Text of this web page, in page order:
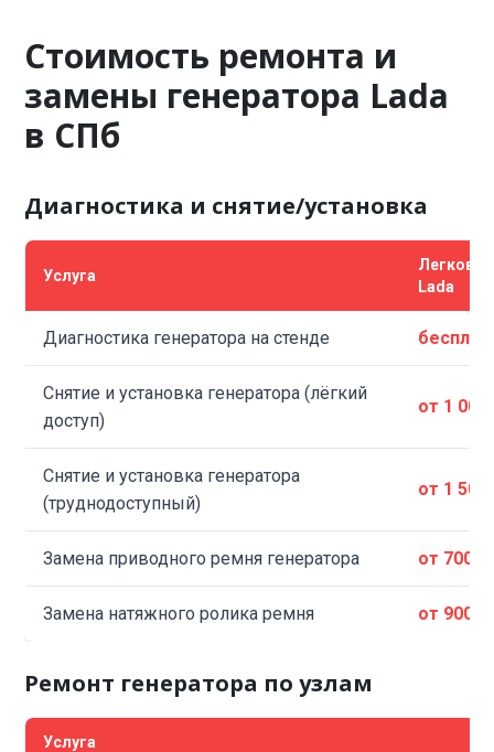
Стоимость ремонта и
замены генератора Lada
в СПб
Диагностика и снятие/установка
Услуга
Lada
Диагностика генератора на стенде
Снятие и установка генератора (лёгкий
доступ)
от 1 000
Снятие и установка генератора
(труднодоступный)
от 1 500
Замена приводного ремня генератора от 700 ₽
Замена натяжного ролика ремня от 900 ₽
Ремонт генератора по узлам
Услуга